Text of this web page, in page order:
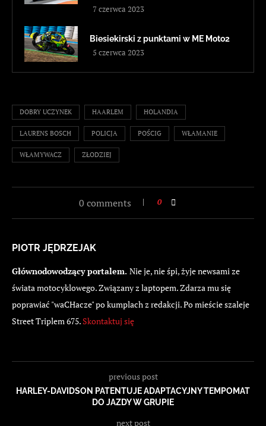
7 czerwca 2023
Biesiekirski z punktami w ME Moto2
5 czerwca 2023
DOBRY UCZYNEK HAARLEM HOLANDIA
LAURENS BOSCH POLICJA POŚCIG WŁAMANIE
WŁAMYWACZ ZŁODZIEJ
0 comments 0
PIOTR JĘDRZEJAK
Głównodowodzący portalem. Nie je, nie śpi, żyje newsami ze
świata motocyklowego. Związany z laptopem. Zdarza mu się
poprawiać "waCHacze" po kumplach z redakcji. Po mieście szaleje
Street Triplem 675. Skontaktuj się
previous post
HARLEY-DAVIDSON PATENTUJE ADAPTACYJNY TEMPOMAT
DO JAZDY W GRUPIE
next post